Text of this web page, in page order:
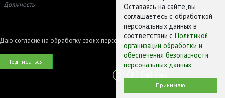
Даю согласие на обработку своих персональных данных
Оставаясь на сайте, вы
соглашаетесь с обработкой
персональных данных в
соответствии с Политикой
организации обработки и
обеспечения безопасности
персональных данных.
Принимаю